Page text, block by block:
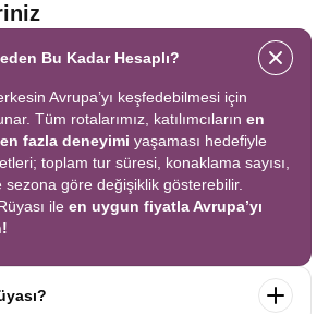
Bu Kadar Hesaplı?
Avrupa’yı keşfedebilmesi için
Tüm rotalarımız, katılımcıların en
fazla deneyimi yaşaması hedefiyle
toplam tur süresi, konaklama sayısı,
göre değişiklik gösterebilir.
ile en uygun fiyatla Avrupa’yı